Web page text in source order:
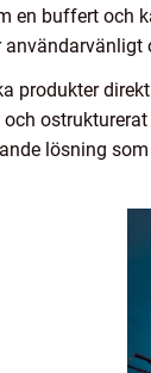
en buffert och
produkter
lösning